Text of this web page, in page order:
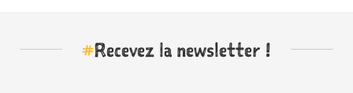
#Recevez la newsletter !